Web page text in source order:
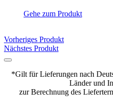
Gehe zum Produkt
Vorheriges Produkt
Nächstes Produkt
*Gilt für Lieferungen nach
Länder und
zur Berechnung des